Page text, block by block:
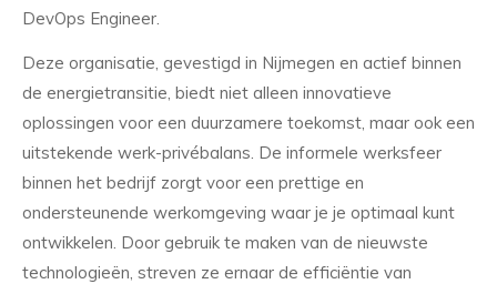
DevOps Engineer.
Deze organisatie, gevestigd in Nijmegen en actief binnen
de energietransitie, biedt niet alleen innovatieve
oplossingen voor een duurzamere toekomst, maar ook een
uitstekende werk-privébalans. De informele werksfeer
binnen het bedrijf zorgt voor een prettige en
ondersteunende werkomgeving waar je je optimaal kunt
ontwikkelen. Door gebruik te maken van de nieuwste
technologieën, streven ze ernaar de efficiëntie van